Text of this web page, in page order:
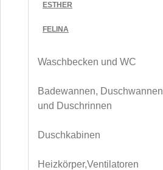
ESTHER
FELINA
Waschbecken und WC
Badewannen, Duschwannen
und Duschrinnen
Duschkabinen
Heizkörper,Ventilatoren